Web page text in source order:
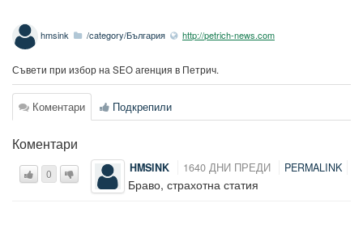
hmsink /category/България http://petrich-news.com
Съвети при избор на SEO агенция в Петрич.
Коментари Подкрепили
Коментари
0 HMSINK 1640 ДНИ ПРЕДИ PERMALINK
Браво, страхотна статия